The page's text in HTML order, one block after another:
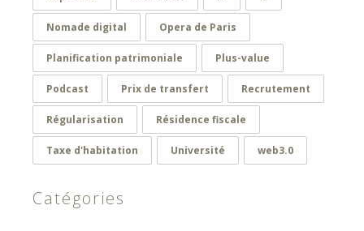
Nomade digital Opera de Paris
Planification patrimoniale Plus-value
Podcast Prix de transfert Recrutement
Régularisation Résidence fiscale
Taxe d'habitation Université web3.0
Catégories